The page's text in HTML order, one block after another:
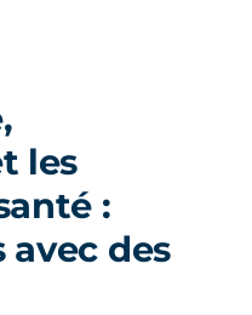
les
:
avec des